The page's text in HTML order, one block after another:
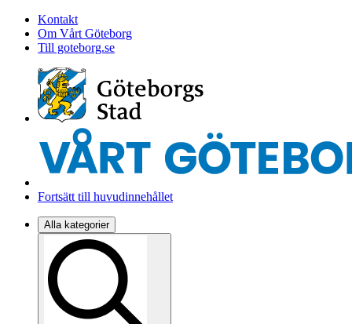
Kontakt
Om Vårt Göteborg
Till goteborg.se
Fortsätt till huvudinnehållet
Alla kategorier